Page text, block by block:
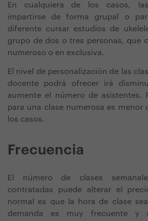
En cualquiera de los casos,
impartirse de forma grupal o
diferente cursar estudios de
grupo de dos o tres personas, que
numeroso o en exclusiva.
El nivel de personalización de las
docente podrá ofrecer irá
aumente el número de asistentes.
para una clase numerosa es menor
los casos.
Frecuencia
El número de clases
contratadas puede alterar el
normal es que la hora de clase
demanda es muy frecuente